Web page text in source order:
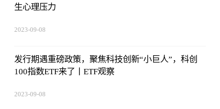
生心理压力
2023-09-08
发行期遇重磅政策，聚焦科技创新“小巨人”，科创
100指数ETF来了丨ETF观察
2023-09-08